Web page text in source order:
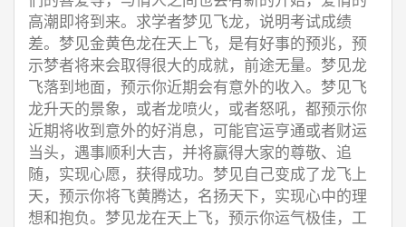
高潮即将到来。求学者梦见飞龙，说明考试成绩
差。梦见金黄色龙在天上飞，是有好事的预兆，预
示梦者将来会取得很大的成就，前途无量。梦见龙
飞落到地面，预示你近期会有意外的收入。梦见飞
龙升天的景象，或者龙喷火，或者怒吼，都预示你
近期将收到意外的好消息，可能官运亨通或者财运
当头，遇事顺利大吉，并将赢得大家的尊敬、追
随，实现心愿，获得成功。梦见自己变成了龙飞上
天，预示你将飞黄腾达，名扬天下，实现心中的理
想和抱负。梦见龙在天上飞，预示你运气极佳，工